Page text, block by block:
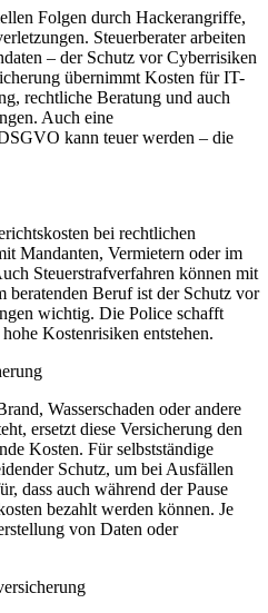
Folgen durch Hackerangriffe,
Steuerberater arbeiten
– der Schutz vor Cyberrisiken
übernimmt Kosten für IT-
rechtliche Beratung und auch
Auch eine
kann teuer werden – die
bei rechtlichen
Mandanten, Vermietern oder im
Steuerstrafverfahren können mit
beratenden Beruf ist der Schutz vor
wichtig. Die Police schafft
Kostenrisiken entstehen.
Wasserschaden oder andere
ersetzt diese Versicherung den
Kosten. Für selbstständige
Schutz, um bei Ausfällen
dass auch während der Pause
bezahlt werden können. Je
von Daten oder